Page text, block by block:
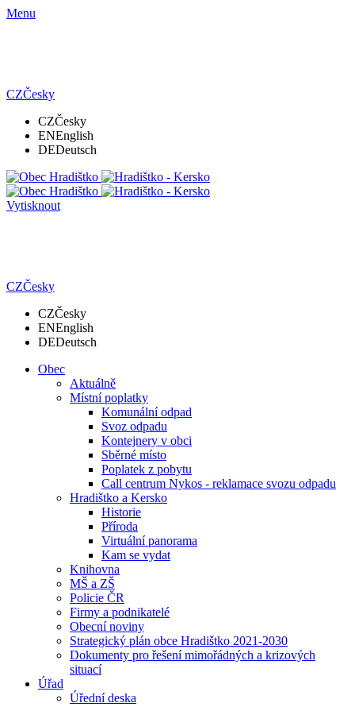
Menu
CZČesky
CZČesky
ENEnglish
DEDeutsch
Vytisknout
CZČesky
CZČesky
ENEnglish
DEDeutsch
Obec
Aktuálně
Místní poplatky
Komunální odpad
Svoz odpadu
Kontejnery v obci
Sběrné místo
Poplatek z pobytu
Call centrum Nykos - reklamace svozu odpadu
Hradištko a Kersko
Historie
Příroda
Virtuální panorama
Kam se vydat
Knihovna
MŠ a ZŠ
Policie ČR
Firmy a podnikatelé
Obecní noviny
Strategický plán obce Hradištko 2021-2030
Dokumenty pro řešení mimořádných a krizových
situací
Úřad
Úřední deska